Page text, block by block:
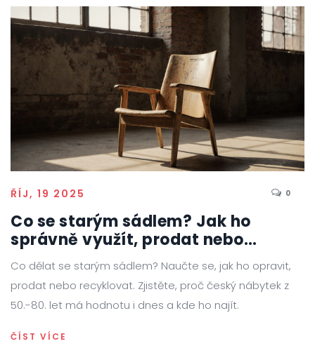
ŘÍJ, 19 2025 0
Co se starým sádlem? Jak ho
správně využít, prodat nebo
recyklovat
Co dělat se starým sádlem? Naučte se, jak ho opravit,
prodat nebo recyklovat. Zjistěte, proč český nábytek z
50.-80. let má hodnotu i dnes a kde ho najít.
ČÍST VÍCE